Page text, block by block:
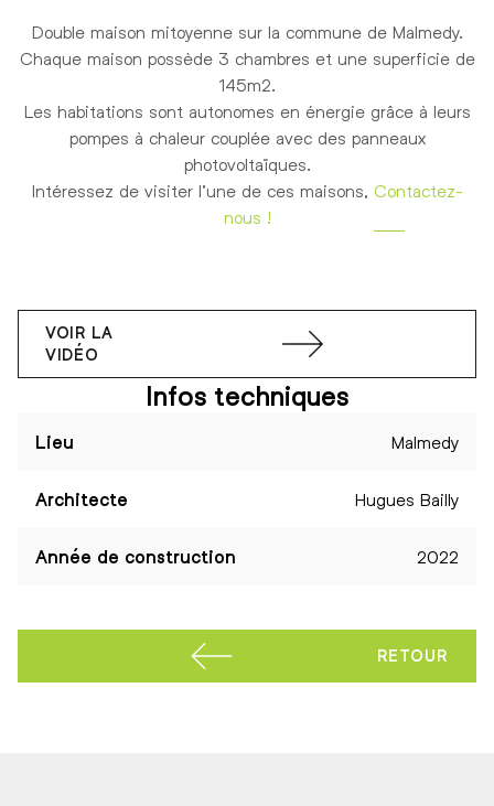
Double maison mitoyenne sur la commune de Malmedy.
Chaque maison possède 3 chambres et une superficie de
145m2.
Les habitations sont autonomes en énergie grâce à leurs
pompes à chaleur couplée avec des panneaux
photovoltaïques.
Intéressez de visiter l’une de ces maisons, Contactez-
nous !
Infos techniques
Lieu Malmedy
Architecte Hugues Bailly
Année de construction 2022
VOIR LA
VIDÉO
RETOURAUX